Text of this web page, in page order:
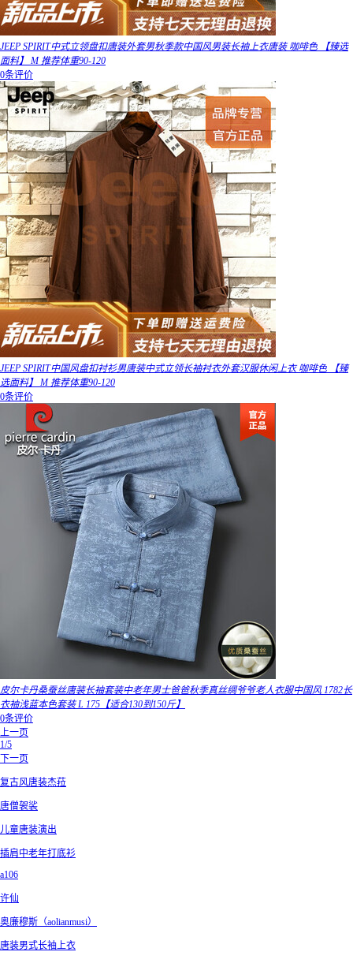
JEEP SPIRIT中式立领盘扣唐装外套男秋季款中国风男装长袖上衣唐装 咖啡色 【臻选
面料】 M 推荐体重90-120
0条评价
JEEP SPIRIT中国风盘扣衬衫男唐装中式立领长袖衬衣外套汉服休闲上衣 咖啡色 【臻
选面料】 M 推荐体重90-120
0条评价
皮尔卡丹桑蚕丝唐装长袖套装中老年男士爸爸秋季真丝绸爷爷老人衣服中国风 1782长
衣袖浅蓝本色套装 L 175【适合130到150斤】
0条评价
上一页
1/5
下一页
复古风唐装杰菈
唐僧袈裟
儿童唐装演出
插肩中老年打底衫
a106
许仙
奥廉穆斯（aolianmusi）
唐装男式长袖上衣